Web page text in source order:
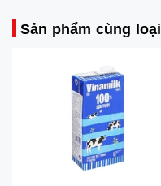
Sản phẩm cùng loại